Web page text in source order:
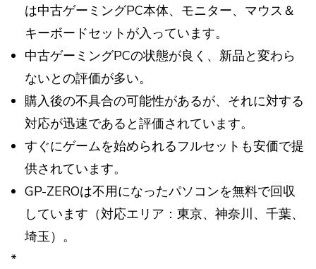
は中古ゲーミングPC本体、モニター、マウス＆
キーボードセットが入っています。
中古ゲーミングPCの状態が良く、新品と変わら
ないとの評価が多い。
購入後の不具合の可能性があるが、それに対する
対応が迅速であると評価されています。
すぐにゲームを始められるフルセットも安価で提
供されています。
GP-ZEROは不用になったパソコンを無料で回収
しています（対応エリア：東京、神奈川、千葉、
埼玉）。
*